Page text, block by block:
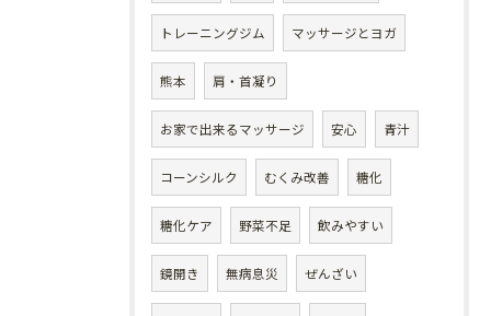
トレーニングジム マッサージとヨガ
熊本 肩・首凝り
お家で出来るマッサージ 安心 青汁
コーンシルク むくみ改善 糖化
糖化ケア 野菜不足 飲みやすい
鏡開き 無病息災 ぜんざい